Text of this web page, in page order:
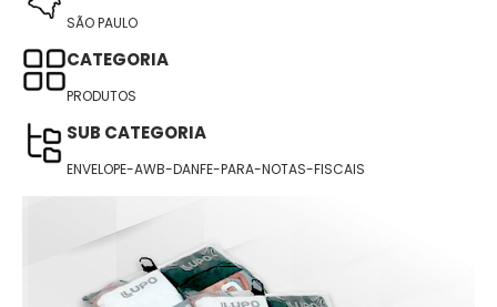
SÃO PAULO
CATEGORIA
PRODUTOS
SUB CATEGORIA
ENVELOPE-AWB-DANFE-PARA-NOTAS-FISCAIS